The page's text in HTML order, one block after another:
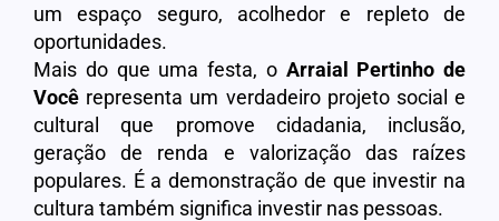
um espaço seguro, acolhedor e repleto de
oportunidades.
Mais do que uma festa, o Arraial Pertinho de
Você representa um verdadeiro projeto social e
cultural que promove cidadania, inclusão,
geração de renda e valorização das raízes
populares. É a demonstração de que investir na
cultura também significa investir nas pessoas.